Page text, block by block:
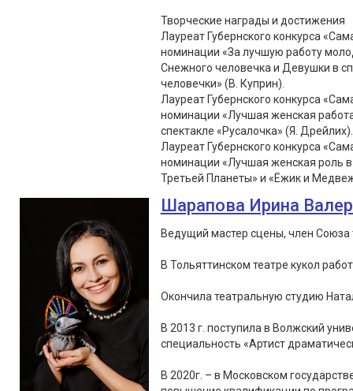
Творческие награды и достижения
Лауреат Губернского конкурса
номинации «За лучшую работу
Снежного человечка и Девушки в
человечки» (В. Куприн).
Лауреат Губернского конкурса
номинации «Лучшая женская
спектакле «Русалочка» (Я. Дрейлих).
Лауреат Губернского конкурса
номинации «Лучшая женская роль в
Третьей Планеты» и «Ёжик и
Шарапова Ирина
Ведущий мастер сцены, член Союза
В Тольяттинском театре кукол
Окончила театральную студию
В 2013 г. поступила в Волжский
специальность «Артист
В 2020г. – в Московском